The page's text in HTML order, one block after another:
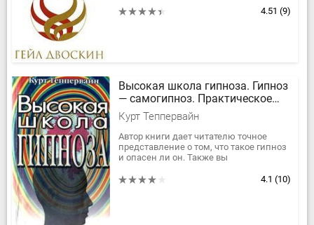
которые мешают Вам обрести
4.51 (9)
Высокая школа гипноза. Гипноз
— самогипноз. Практическое
руководство
Курт Теппервайн
Автор книги дает читателю точное
представление о том, что такое гипноз
и опасен ли он. Также вы
гипноза и самогипноза, но и с...
4.1 (10)